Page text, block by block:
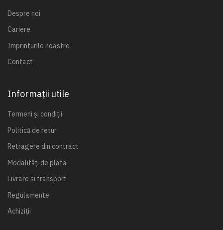
Despre noi
Cariere
Imprinturile noastre
Contact
Informații utile
Termeni și condiții
Politică de retur
Retragere din contract
Modalități de plată
Livrare și transport
Regulamente
Achiziții